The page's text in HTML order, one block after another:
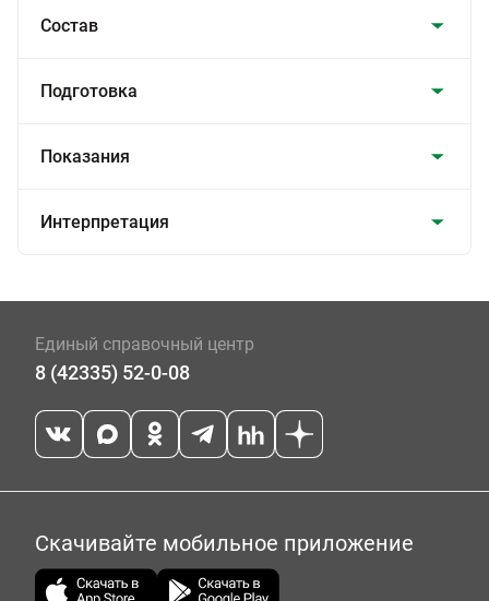
Состав
Подготовка
Показания
Интерпретация
Единый справочный центр
8 (42335) 52-0-08
Скачивайте мобильное приложение